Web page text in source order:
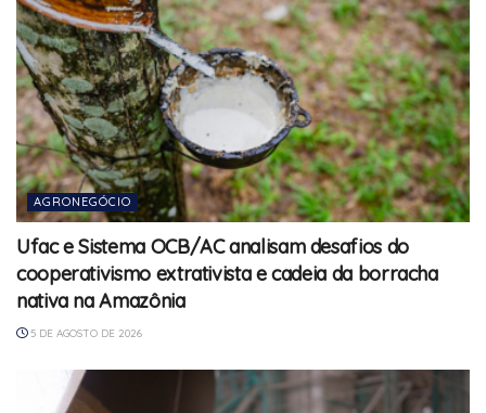
AGRONEGÓCIO
Ufac e Sistema OCB/AC analisam desafios do
cooperativismo extrativista e cadeia da borracha
nativa na Amazônia
5 DE AGOSTO DE 2026